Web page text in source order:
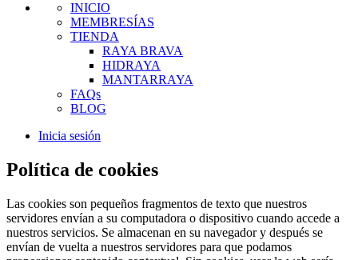
INICIO
MEMBRESÍAS
TIENDA
RAYA BRAVA
HIDRAYA
MANTARRAYA
FAQs
BLOG
Inicia sesión
Política de cookies
Las cookies son pequeños fragmentos de texto que nuestros
servidores envían a su computadora o dispositivo cuando accede a
nuestros servicios. Se almacenan en su navegador y después se
envían de vuelta a nuestros servidores para que podamos